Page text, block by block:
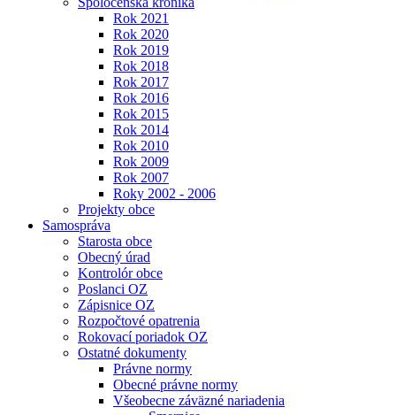
Rok 2021
Rok 2020
Rok 2019
Rok 2018
Rok 2017
Rok 2016
Rok 2015
Rok 2014
Rok 2010
Rok 2009
Rok 2007
Roky 2002 - 2006
Projekty obce
Samospráva
Starosta obce
Obecný úrad
Kontrolór obce
Poslanci OZ
Zápisnice OZ
Rozpočtové opatrenia
Rokovací poriadok OZ
Ostatné dokumenty
Právne normy
Obecné právne normy
Všeobecne záväzné nariadenia